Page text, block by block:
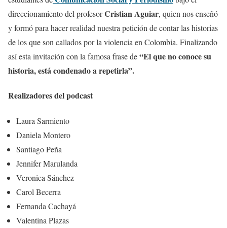
direccionamiento del profesorCristian Aguiar, quien nos enseñó
y formó para hacer realidad nuestra petición de contar las historias
de los que son callados por la violencia en Colombia. Finalizando
así esta invitación con la famosa frase de“El que no conoce su
historia, está condenado a repetirla”.
Realizadores del podcast
Laura Sarmiento
Daniela Montero
Santiago Peña
Jennifer Marulanda
Veronica Sánchez
Carol Becerra
Fernanda Cachayá
Valentina Plazas